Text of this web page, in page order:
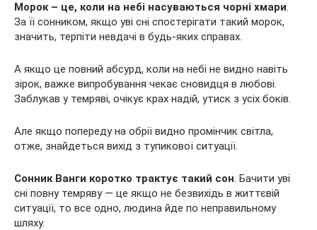
Морок – це, коли на небі насуваються чорні хмари.
За її сонником, якщо уві сні спостерігати такий морок,
значить, терпіти невдачі в будь-яких справах.
А якщо це повний абсурд, коли на небі не видно навіть
зірок, важке випробування чекає сновидця в любові.
Заблукав у темряві, очікує крах надій, утиск з усіх боків.
Але якщо попереду на обрії видно промінчик світла,
отже, знайдеться вихід з тупикової ситуації.
Сонник Ванги коротко трактує такий сон. Бачити уві
сні повну темряву — це якщо не безвихідь в життєвій
ситуації, то все одно, людина йде по неправильному
шляху.